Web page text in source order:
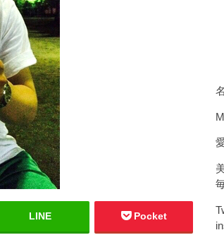
LINE Pocket